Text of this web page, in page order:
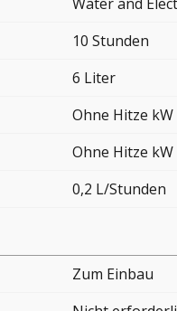
10 Stunden
6 Liter
Ohne Hitze kW
Ohne Hitze kW
0,2 L/Stunden
Zum Einbau